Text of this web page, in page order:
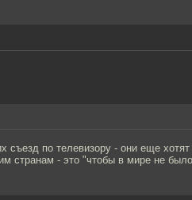
съезд по телевизору - они еще хотят
странам - это "чтобы в мире не